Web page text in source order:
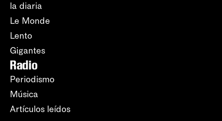
la diaria
Le Monde
Lento
Gigantes
Radio
Periodismo
Música
Artículos leídos